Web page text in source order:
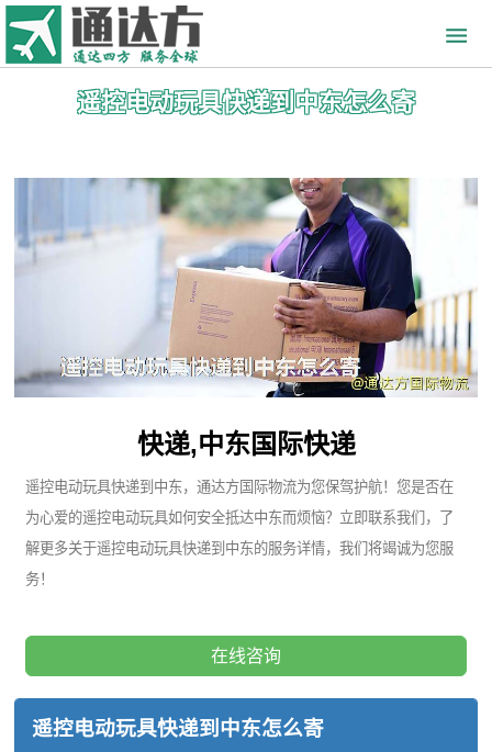
遥控电动玩具快递到中东怎么寄
快递,中东国际快递
遥控电动玩具快递到中东，通达方国际物流为您保驾护航！您是否在
为心爱的遥控电动玩具如何安全抵达中东而烦恼？立即联系我们，了
解更多关于遥控电动玩具快递到中东的服务详情，我们将竭诚为您服
务！
在线咨询
遥控电动玩具快递到中东怎么寄